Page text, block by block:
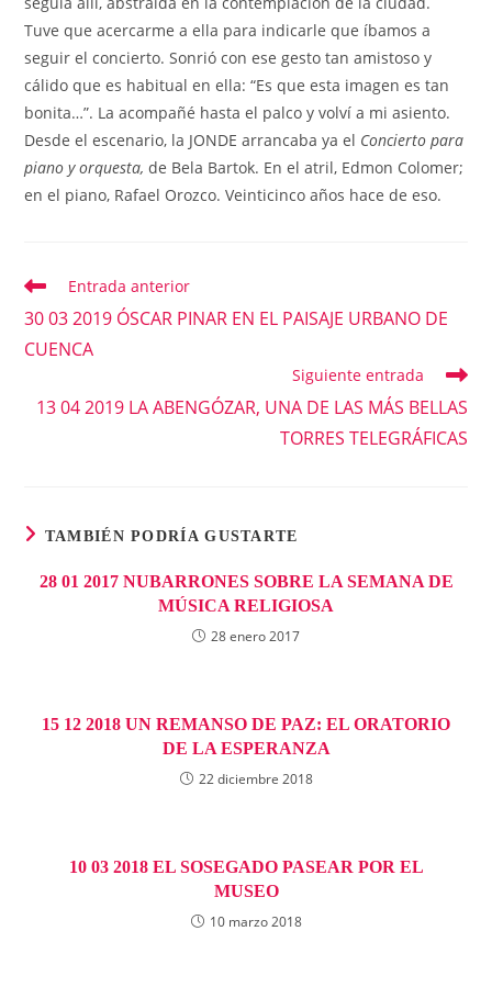
Tuve que acercarme a ella para indicarle que íbamos a
seguir el concierto. Sonrió con ese gesto tan amistoso y
cálido que es habitual en ella: “Es que esta imagen es tan
bonita…”. La acompañé hasta el palco y volví a mi asiento.
Desde el escenario, la JONDE arrancaba ya el Concierto para
piano y orquesta,de Bela Bartok. En el atril, Edmon Colomer;
en el piano, Rafael Orozco. Veinticinco años hace de eso.
Leer
artículos
Entrada anterior
30 03 2019 ÓSCAR PINAR EN EL PAISAJE URBANO DE
CUENCA
Siguiente entrada
13 04 2019 LA ABENGÓZAR, UNA DE LAS MÁS BELLAS
TORRES TELEGRÁFICAS
TAMBIÉN PODRÍA GUSTARTE
28 01 2017 NUBARRONES SOBRE LA SEMANA DE
MÚSICA RELIGIOSA
28 enero 2017
15 12 2018 UN REMANSO DE PAZ: EL ORATORIO
DE LA ESPERANZA
22 diciembre 2018
10 03 2018 EL SOSEGADO PASEAR POR EL
MUSEO
10 marzo 2018